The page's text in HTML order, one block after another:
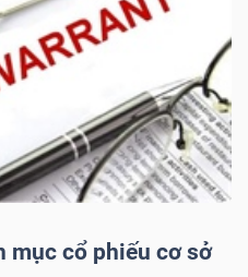
mục cổ phiếu cơ sở